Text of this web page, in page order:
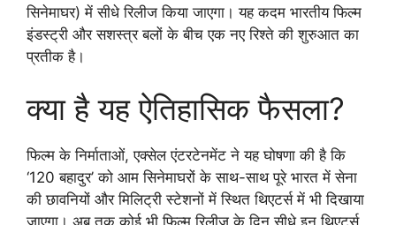
सिनेमाघर) में सीधे रिलीज किया जाएगा। यह कदम भारतीय फिल्म
इंडस्ट्री और सशस्त्र बलों के बीच एक नए रिश्ते की शुरुआत का
प्रतीक है।
क्या है यह ऐतिहासिक फैसला?
फिल्म के निर्माताओं, एक्सेल एंटरटेनमेंट ने यह घोषणा की है कि
‘120 बहादुर’ को आम सिनेमाघरों के साथ-साथ पूरे भारत में सेना
की छावनियों और मिलिट्री स्टेशनों में स्थित थिएटर्स में भी दिखाया